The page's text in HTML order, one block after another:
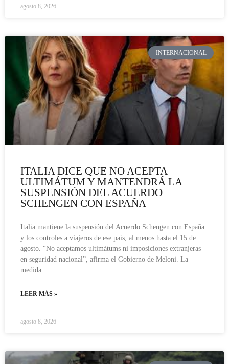
agosto 8, 2026
INTERNACIONAL
ITALIA DICE QUE NO ACEPTA
ULTIMÁTUM Y MANTENDRÁ LA
SUSPENSIÓN DEL ACUERDO
SCHENGEN CON ESPAÑA
Italia mantiene la suspensión del Acuerdo Schengen con España
y los controles a viajeros de ese país, al menos hasta el 15 de
agosto. “No aceptamos ultimátums ni imposiciones extranjeras
en seguridad nacional”, afirma el Gobierno de Meloni. La
medida
LEER MÁS »
agosto 8, 2026